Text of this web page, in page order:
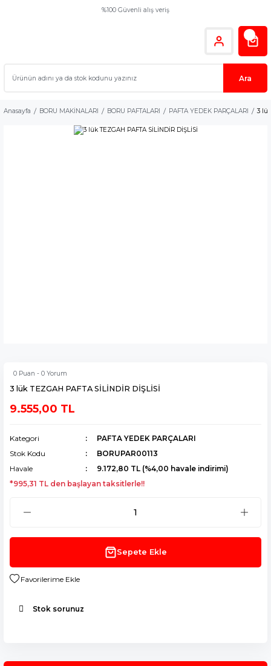
%100 Güvenli alış veriş
Ara
Anasayfa BORU MAKİNALARI BORU PAFTALARI PAFTA YEDEK PARÇALARI 3
0 Puan - 0 Yorum
3 lük TEZGAH PAFTA SİLİNDİR DİŞLİSİ
9.555,00 TL
Kategori
PAFTA YEDEK PARÇALARI
Stok Kodu
BORUPAR00113
Havale
9.172,80 TL (%4,00 havale indirimi)
*995,31 TL den başlayan taksitlerle!!
Sepete Ekle
Stok sorunuz